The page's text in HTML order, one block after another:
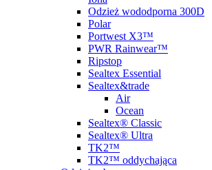
Odzież wododporna 300D
Polar
Portwest X3™
PWR Rainwear™
Ripstop
Sealtex Essential
Sealtex&trade
Air
Ocean
Sealtex® Classic
Sealtex® Ultra
TK2™
TK2™ oddychająca